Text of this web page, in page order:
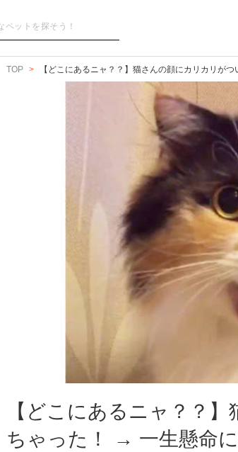
TOP 【どこにあるニャ？？】猫さんの顔にカリカリが
【どこにあるニャ？？
ちゃった！ → 一生懸命